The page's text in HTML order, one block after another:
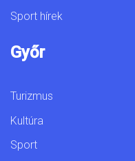
Sport hírek
Győr
Turizmus
Kultúra
Sport